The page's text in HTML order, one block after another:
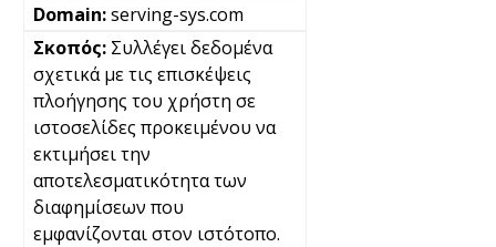
serving-sys.com
Συλλέγει δεδομένα
σχετικά με τις επισκέψεις
πλοήγησης του χρήστη σε
ιστοσελίδες προκειμένου να
εκτιμήσει την
αποτελεσματικότητα των
διαφημίσεων που
εμφανίζονται στον ιστότοπο.